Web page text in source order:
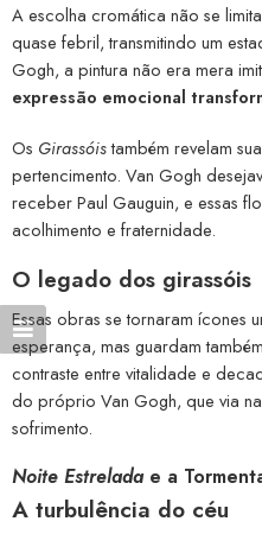
A escolha cromática não se
quase febril, transmitindo um
Gogh, a pintura não era mera
expressão emocional
Os Girassóistambém revelam
pertencimento. Van Gogh
receber Paul Gauguin, e essas
acolhimento e fraternidade.
O legado dos girassóis
Essas obras se tornaram ícones
esperança, mas guardam
contraste entre vitalidade e
do próprio Van Gogh, que via
sofrimento.
Noite Estreladae a
A turbulência do céu